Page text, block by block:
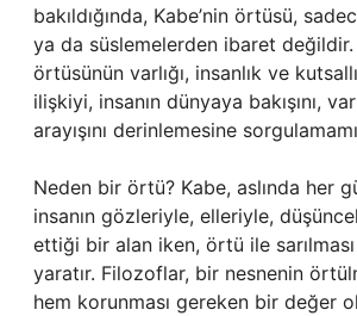
bakıldığında, Kabe’nin örtüsü,
ya da süslemelerden ibaret değildir.
örtüsünün varlığı, insanlık ve
ilişkiyi, insanın dünyaya bakışını,
arayışını derinlemesine
Neden bir örtü? Kabe, aslında her
insanın gözleriyle, elleriyle,
ettiği bir alan iken, örtü ile
yaratır. Filozoflar, bir nesnenin
hem korunması gereken bir değer